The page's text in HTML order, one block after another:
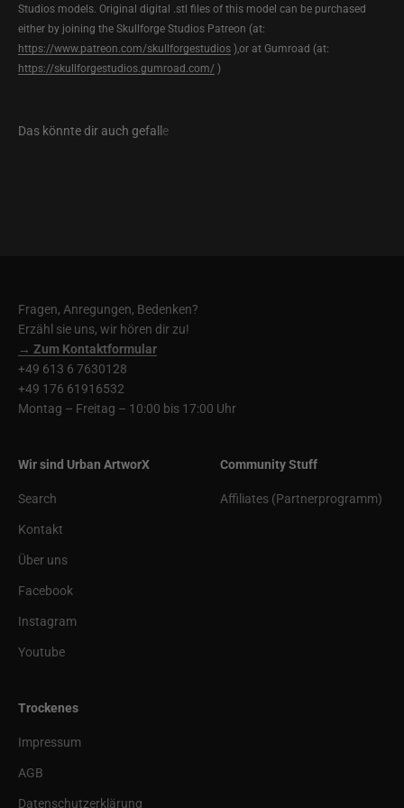
Studios models. Original digital .stl files of this model can be purchased
either by joining the Skullforge Studios Patreon (at:
https://www.patreon.com/skullforgestudios ),or at Gumroad (at:
https://skullforgestudios.gumroad.com/ )
Fragen, Anregungen, Bedenken?
Erzähl sie uns, wir hören dir zu!
→ Zum Kontaktformular
+49 613 6 7630128
+49 176 61916532
Montag – Freitag – 10:00 bis 17:00 Uhr
Wir sind Urban ArtworX
Search
Kontakt
Über uns
Facebook
Instagram
Youtube
Community Stuff
Affiliates (Partnerprogramm)
Trockenes
Impressum
AGB
Datenschutzerklärung